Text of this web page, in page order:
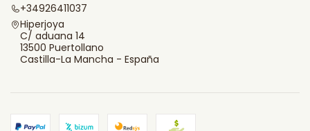
+34926411037
Hiperjoya
C/ aduana 14
13500 Puertollano
Castilla-La Mancha - España